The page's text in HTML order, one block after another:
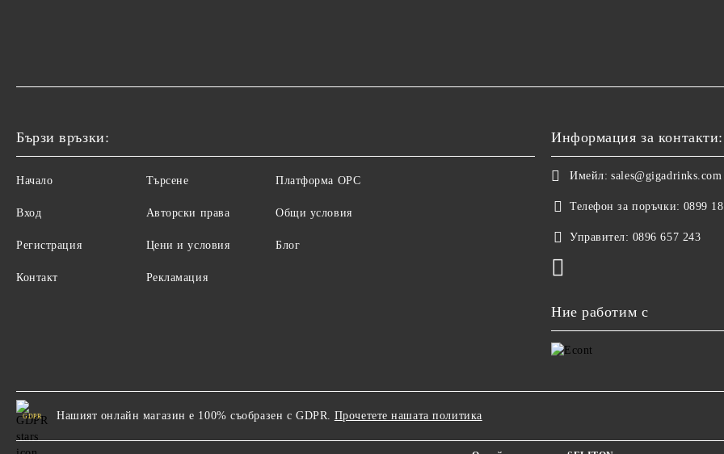
Бързи връзки:
Начало
Вход
Регистрация
Контакт
Търсене
Авторски права
Цени и условия
Рекламация
Платформа ОРС
Общи условия
Блог
Информация за контакти:
Имейл: sales@gigadrinks.com
Телефон за поръчки: 0899
Управител: 0896 657 243
Ние работим с
GDPR Нашият онлайн магазин е 100% съобразен с GDPR. Прочетете нашата политика